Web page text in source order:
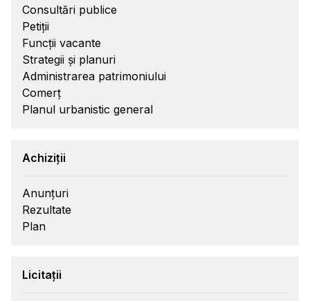
Consultări publice
Petiții
Funcții vacante
Strategii și planuri
Administrarea patrimoniului
Comerț
Planul urbanistic general
Achiziții
Anunțuri
Rezultate
Plan
Licitații